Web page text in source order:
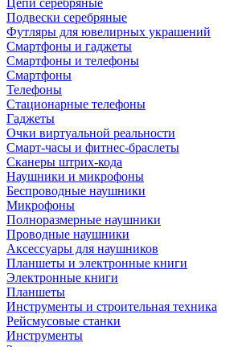
Цепи серебряные
Подвески серебряные
Футляры для ювелирных украшений
Смартфоны и гаджеты
Смартфоны и телефоны
Смартфоны
Телефоны
Стационарные телефоны
Гаджеты
Очки виртуальной реальности
Смарт-часы и фитнес-браслеты
Сканеры штрих-кода
Наушники и микрофоны
Беспроводные наушники
Микрофоны
Полноразмерные наушники
Проводные наушники
Аксессуары для наушников
Планшеты и электронные книги
Электронные книги
Планшеты
Инструменты и строительная техника
Рейсмусовые станки
Инструменты